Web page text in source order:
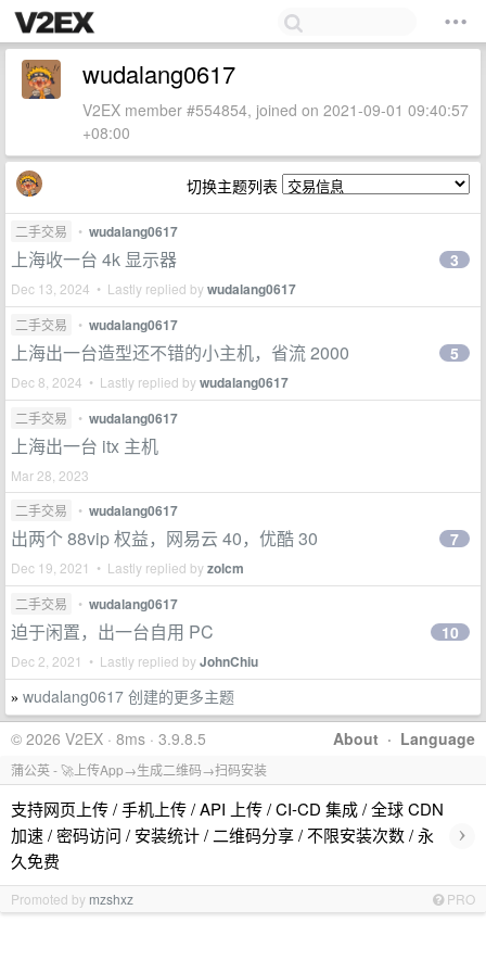
wudalang0617
V2EX member #554854, joined on 2021-09-01 09:40:57
+08:00
切换主题列表
二手交易 • wudalang0617
上海收一台 4k 显示器
Dec 13, 2024 • Lastly replied bywudalang0617
3
二手交易 • wudalang0617
上海出一台造型还不错的小主机，省流 2000
Dec 8, 2024 • Lastly replied bywudalang0617
5
二手交易 • wudalang0617
上海出一台 itx 主机
Mar 28, 2023
二手交易
• wudalang0617
出两个 88vip 权益，网易云 40，优酷 30
Dec 19, 2021 • Lastly replied byzolcm
7
二手交易 • wudalang0617
迫于闲置，出一台自用 PC
Dec 2, 2021 • Lastly replied byJohnChiu
10
» wudalang0617 创建的更多主题
About · Language
© 2026 V2EX · 8ms · 3.9.8.5
蒲公英 - 🚀上传App→生成二维码→扫码安装
支持网页上传 / 手机上传 / API 上传 / CI-CD 集成 / 全球 CDN
加速 / 密码访问 / 安装统计 / 二维码分享 / 不限安装次数 / 永
久免费
›
Promoted by mzshxz PRO